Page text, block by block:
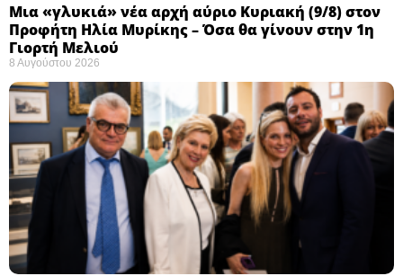
Μια «γλυκιά» νέα αρχή αύριο Κυριακή (9/8) στον
Προφήτη Ηλία Μυρίκης – Όσα θα γίνουν στην 1η
Γιορτή Μελιού
8 Αυγούστου 2026